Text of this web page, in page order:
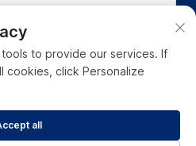
Tenon Sci.& Tech. Co., Ltd. Все
to provide our services. If
cookies, click Personalize
all